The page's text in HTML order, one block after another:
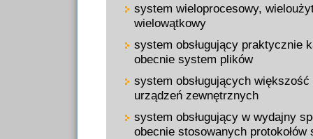
system wieloprocesowy,
wielowątkowy
system obsługujący praktycznie
obecnie system plików
system obsługujących
urządzeń zewnętrznych
system obsługujący w wydajny
obecnie stosowanych protokołów